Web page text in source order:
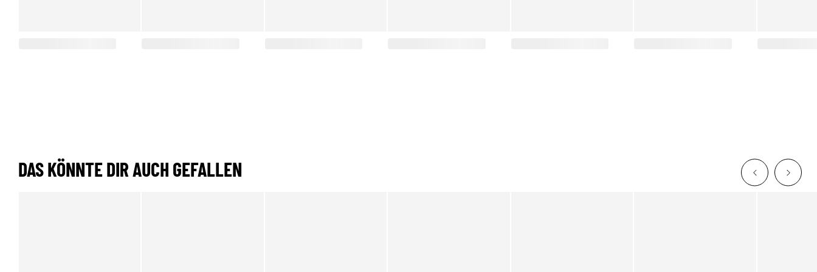
DAS KÖNNTE DIR AUCH GEFALLEN